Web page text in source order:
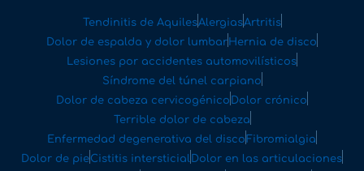
Tendinitis de AquilesAlergiasArtritis
Dolor de espalda y dolor lumbar Hernia de disco
Lesiones por accidentes automovilísticos
Síndrome del túnel carpiano
Dolor de cabeza cervicogénico Dolor crónico
Terrible dolor de cabeza
Enfermedad degenerativa del disco Fibromialgia
Dolor de pieCistitis intersticial Dolor en las articulaciones